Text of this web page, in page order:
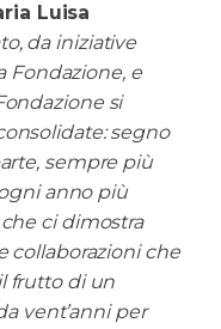
Luisa
da iniziative
Fondazione, e
si
segno
sempre più
anno più
ci dimostra
collaborazioni che
frutto di un
vent’anni per